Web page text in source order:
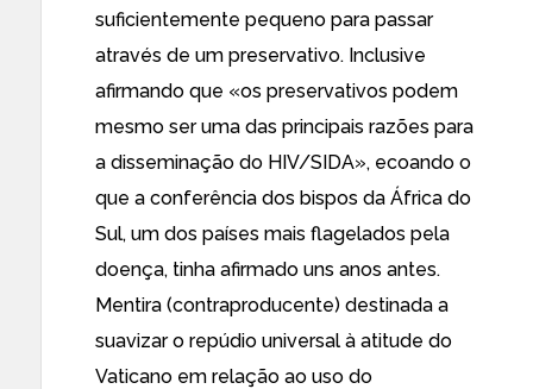
suficientemente pequeno para passar
através de um preservativo. Inclusive
afirmando que «os preservativos podem
mesmo ser uma das principais razões para
a disseminação do HIV/SIDA», ecoando o
que a conferência dos bispos da África do
Sul, um dos países mais flagelados pela
doença, tinha afirmado uns anos antes.
Mentira (contraproducente) destinada a
suavizar o repúdio universal à atitude do
Vaticano em relação ao uso do